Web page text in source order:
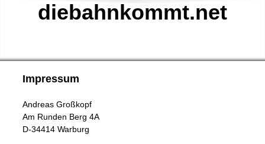
diebahnkommt.net
Impressum
Andreas Großkopf
Am Runden Berg 4A
D-34414 Warburg